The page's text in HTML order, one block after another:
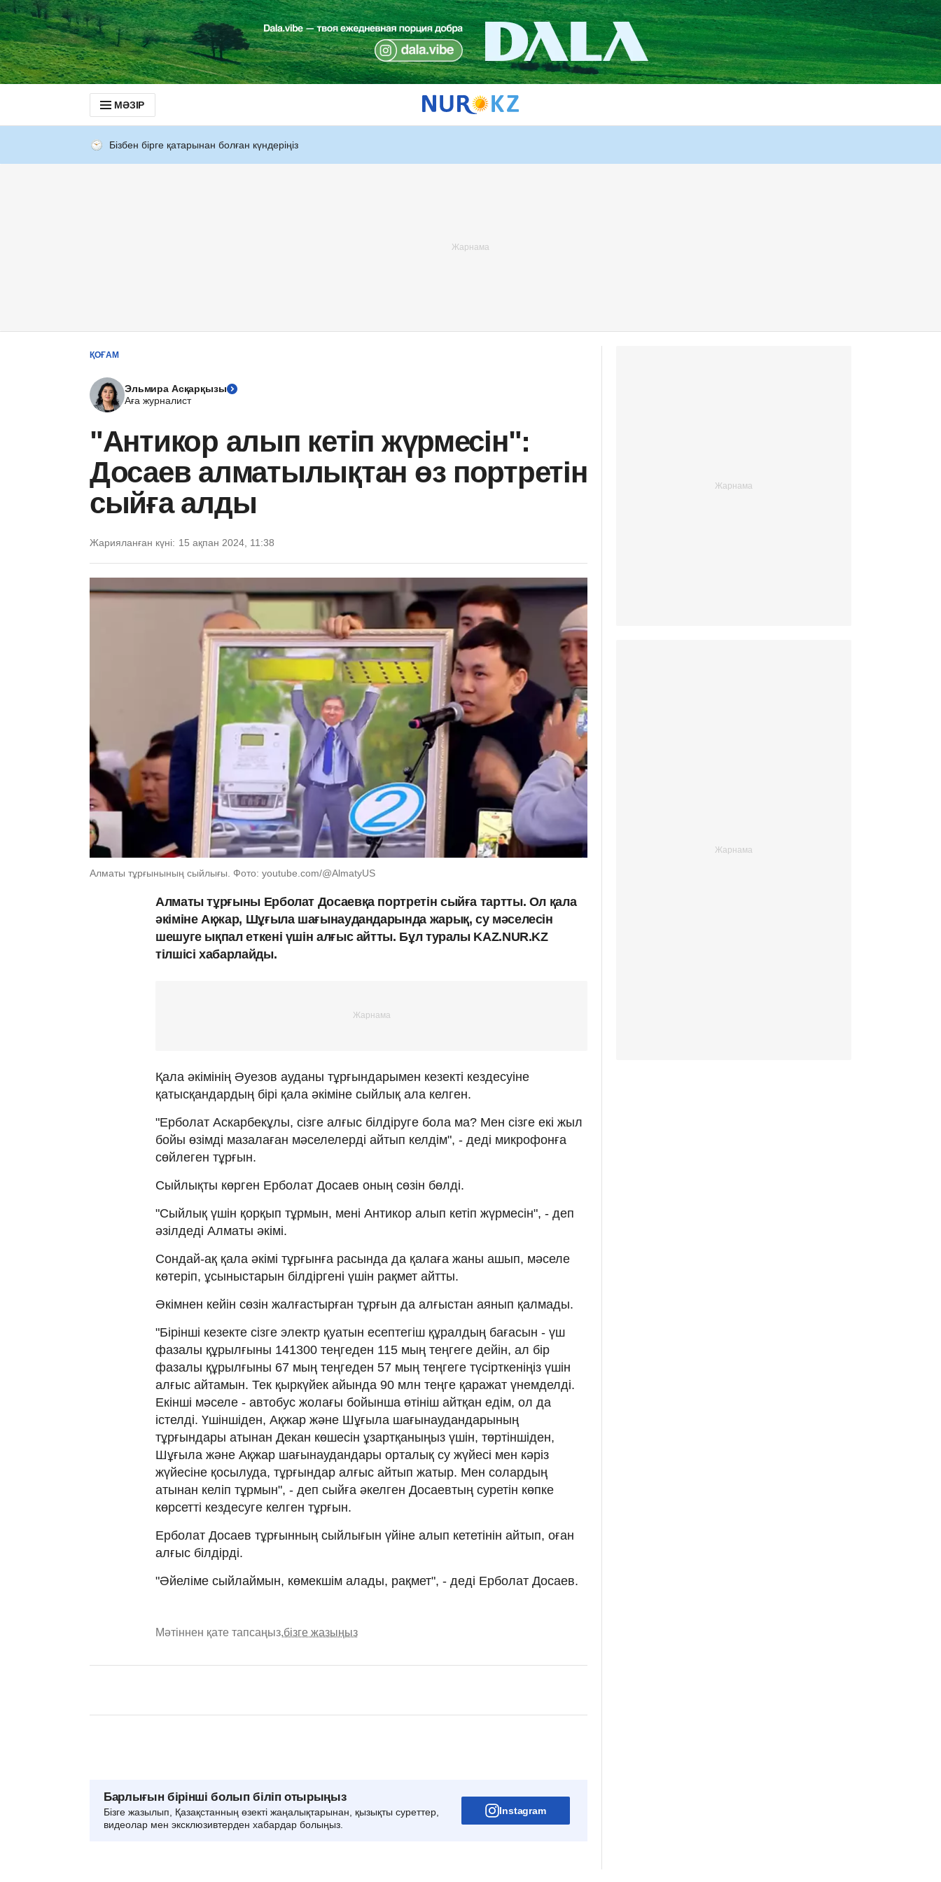
МӘЗІР
Бізбен бірге қатарынан болған күндеріңіз
ҚОҒАМ
Эльмира Асқарқызы
Аға журналист
"Антикор алып кетіп жүрмесін":
Досаев алматылықтан өз портретін
сыйға алды
Жарияланған күні: 15 ақпан 2024, 11:38
Алматы тұрғынының сыйлығы. Фото: youtube.com/@AlmatyUS
Алматы тұрғыны Ерболат Досаевқа портретін сыйға тартты. Ол қала
әкіміне Ақжар, Шұғыла шағынаудандарында жарық, су мәселесін
шешуге ықпал еткені үшін алғыс айтты. Бұл туралы KAZ.NUR.KZ
тілшісі хабарлайды.
Қала әкімінің Әуезов ауданы тұрғындарымен кезекті кездесуіне
қатысқандардың бірі қала әкіміне сыйлық ала келген.
"Ерболат Аскарбекұлы, сізге алғыс білдіруге бола ма? Мен сізге екі жыл
бойы өзімді мазалаған мәселелерді айтып келдім", - деді микрофонға
сөйлеген тұрғын.
Сыйлықты көрген Ерболат Досаев оның сөзін бөлді.
"Сыйлық үшін қорқып тұрмын, мені Антикор алып кетіп жүрмесін", - деп
әзілдеді Алматы әкімі.
Сондай-ақ қала әкімі тұрғынға расында да қалаға жаны ашып, мәселе
көтеріп, ұсыныстарын білдіргені үшін рақмет айтты.
Әкімнен кейін сөзін жалғастырған тұрғын да алғыстан аянып қалмады.
"Бірінші кезекте сізге электр қуатын есептегіш құралдың бағасын - үш
фазалы құрылғыны 141300 теңгеден 115 мың теңгеге дейін, ал бір
фазалы құрылғыны 67 мың теңгеден 57 мың теңгеге түсірткеніңіз үшін
алғыс айтамын. Тек қыркүйек айында 90 млн теңге қаражат үнемделді.
Екінші мәселе - автобус жолағы бойынша өтініш айтқан едім, ол да
істелді. Үшіншіден, Ақжар және Шұғыла шағынаудандарының
тұрғындары атынан Декан көшесін ұзартқаныңыз үшін, төртіншіден,
Шұғыла және Ақжар шағынаудандары орталық су жүйесі мен кәріз
жүйесіне қосылуда, тұрғындар алғыс айтып жатыр. Мен солардың
атынан келіп тұрмын", - деп сыйға әкелген Досаевтың суретін көпке
көрсетті кездесуге келген тұрғын.
Ерболат Досаев тұрғынның сыйлығын үйіне алып кететінін айтып, оған
алғыс білдірді.
"Әйеліме сыйлаймын, көмекшім алады, рақмет", - деді Ерболат Досаев.
Мәтіннен қате тапсаңыз,бізге жазыңыз
Барлығын бірінші болып біліп отырыңыз
Бізге жазылып, Қазақстанның өзекті жаңалықтарынан, қызықты суреттер,
видеолар мен эксклюзивтерден хабардар болыңыз.
Instagram